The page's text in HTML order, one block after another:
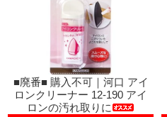
■廃番■ 購入不可｜河口 アイ
ロンクリーナー 12-190 アイ
ロンの汚れ取りに